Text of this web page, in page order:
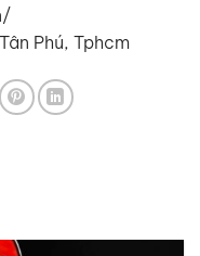
Phú, Tphcm